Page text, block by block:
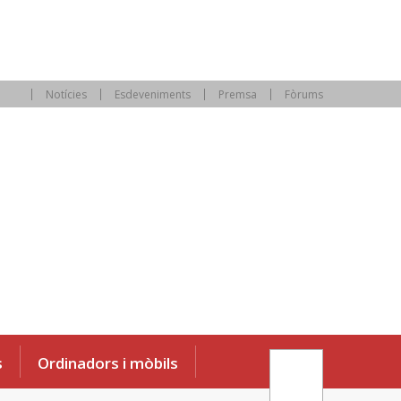
Notícies Esdeveniments Premsa Fòrums
Ordinadors i mòbils